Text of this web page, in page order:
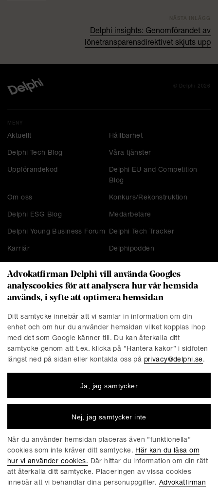
Delphi insights: Genomförandet av
lönetransparensdirektivet skjuts upp
© Delphi 2026
MENY
Aktuellt Hållbarhet
Delphi Tech Blog Våra tjänster
Uppförandekod
Delphi EU and Competition
Blog
Om oss Konkurs/Rekonstruktion
Delphi ESG Blog Medarbetare
Delphi Young Business Forum Delphi Tech Tracker
Karriär Delphipodden
KONTAKT
Stockholm Malmö
Presskontakt Göteborg
Linköping
Advokatfirman Delphi är en progressiv affärsjuridisk
advokatbyrå med erkända specialister inom de flesta av
varav ungefär 150 jurister. Våra kontor finns i Stockholm,
Göteborg, Malmö och Linköping.
ALLMÄNNA VILLKOR FÖR DELPHIS TJÄNSTER
Advokatfirman Delphi vill använda Googles
analyscookies för att analysera hur vår hemsida
används, i syfte att optimera hemsidan
Ditt samtycke innebär att vi samlar in information om din
enhet och om hur du använder hemsidan vilket kopplas ihop
med det som Google känner till. Du kan återkalla ditt
samtycke genom att t.ex. klicka på ”Hantera kakor” i sidfoten
längst ned på sidan eller kontakta oss på privacy@delphi.se.
Ja, jag samtycker
Nej, jag samtycker inte
När du använder hemsidan placeras även ”funktionella”
cookies som inte kräver ditt samtycke. Här kan du läsa om
hur vi använder cookies. Där hittar du information om din rätt
att återkalla ditt samtycke. Placeringen av vissa cookies
innebär att vi behandlar dina personuppgifter. Advokatfirman